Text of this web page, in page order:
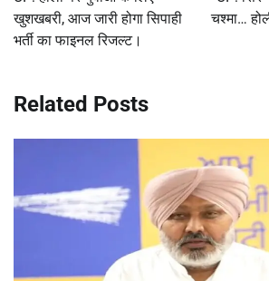
खुशखबरी, आज जारी होगा सिपाही
भर्ती का फाइनल रिजल्ट।
चश्मा…
Related Posts